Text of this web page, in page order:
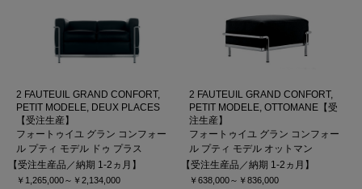
2 FAUTEUIL GRAND CONFORT,
PETIT MODELE, DEUX PLACES
【受注生産】
フォートゥイユ グラン コンフォー
ル プティ モデル ドゥ プラス
【受注生産品／納期 1-2ヵ月】
￥1,265,000～ ￥2,134,000
2 FAUTEUIL GRAND CONFORT,
PETIT MODELE, OTTOMANE【受
注生産】
フォートゥイユ グラン コンフォー
ル プティ モデル オットマン
【受注生産品／納期 1-2ヵ月】
￥638,000～ ￥836,000